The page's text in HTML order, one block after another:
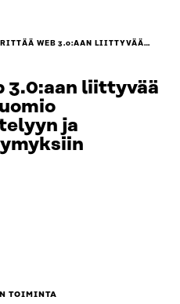
WEB 3.0:AAN LIITTYVÄÄ…
3.0:aan liittyvää
ja
TOIMINTA